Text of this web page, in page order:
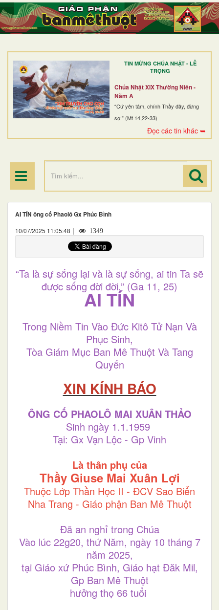
TIN MỪNG CHÚA NHẬT - LỄ
TRỌNG
Chúa Nhật XIX Thường Niên -
Năm A
“Cứ yên tâm, chính Thầy đây, đừng
sợ!” (Mt 14,22-33)
Đọc các tin khác ➥
TRANG NHẤT
GIỚI THIỆU
DÒNG TU
BAN MỤC VỤ
ĐOÀN THỂ CG
AI TÍN ông cố Phaolô Gx Phúc Bình
10/07/2025 11:05:48 | 1349
“Ta là sự sống lại và là sự sống, ai tin Ta sẽ
được sống đời đời.” (Ga 11, 25)
AI TÍN
Trong Niềm Tin Vào Đức Kitô Tử Nạn Và
Phục Sinh,
Tòa Giám Mục Ban Mê Thuột Và Tang
Quyến
XIN KÍNH BÁO
ÔNG CỐ PHAOLÔ MAI XUÂN THẢO
Sinh ngày 1.1.1959
Tại: Gx Vạn Lộc - Gp Vinh
Là thân phụ của
Thầy Giuse Mai Xuân Lợi
Thuộc Lớp Thần Học II - ĐCV Sao Biển
Nha Trang - Giáo phận Ban Mê Thuột
Đã an nghỉ trong Chúa
Vào lúc 22g20, thứ Năm, ngày 10 tháng 7
năm 2025,
tại Giáo xứ Phúc Bình, Giáo hạt Đăk Mil,
Gp Ban Mê Thuột
hưởng thọ 66 tuổi